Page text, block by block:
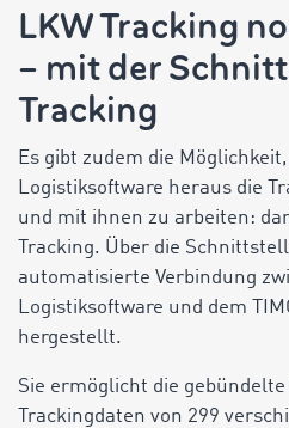
LKW Tracking
– mit der
Tracking
Es gibt zudem die
Logistiksoftware heraus die
und mit ihnen zu arbeiten:
Tracking. Über die
automatisierte Verbindung
Logistiksoftware und dem
hergestellt.
Sie ermöglicht die
Trackingdaten von 299